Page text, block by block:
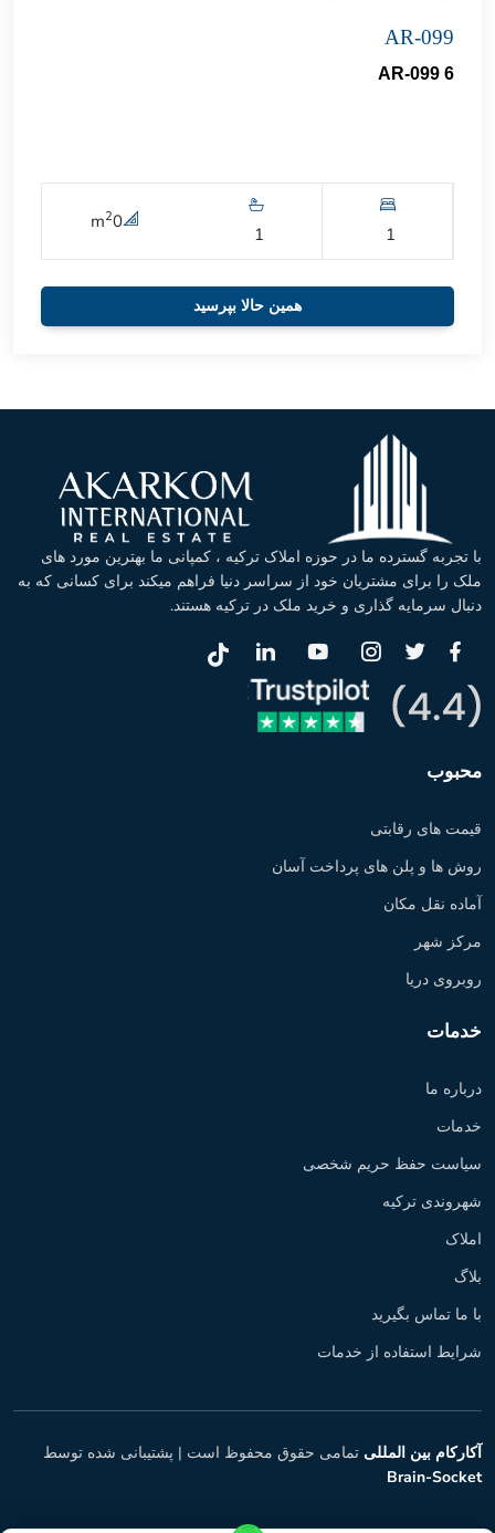
AR-099
AR-099 6
1
1
0
m2
همین حالا بپرسید
با تجربه گسترده ما در حوزه املاک ترکیه ، کمپانی ما بهترین مورد های
ملک را برای مشتریان خود از سراسر دنیا فراهم میکند برای کسانی که به
دنبال سرمایه گذاری و خرید ملک در ترکیه هستند.
محبوب
قیمت های رقابتی
روش ها و پلن های پرداخت آسان
آماده نقل مکان
مرکز شهر
روبروی دریا
خدمات
درباره ما
خدمات
سیاست حفظ حریم شخصی
شهروندی ترکیه
املاک
بلاگ
با ما تماس بگیرید
شرایط استفاده از خدمات
آکارکام بین المللی تمامی حقوق محفوظ است | پشتیبانی شده توسط
Brain-Socket